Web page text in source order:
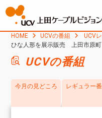
HOME UCVの番組 UCV
ひな人形を展示販売 上田市原町
UCVの番組
今月の見どころ レギュラー